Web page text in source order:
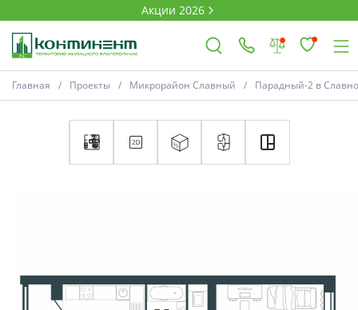
Акции 2026
Главная Проекты Микрорайон Славный Парадный-2 в